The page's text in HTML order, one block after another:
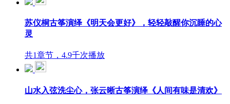
苏仪桐古筝演绎《明天会更好》，轻轻敲醒你沉睡的心
灵
共1章节，4.9千次播放
山水入弦洗尘心，张云晰古筝演绎《人间有味是清欢》